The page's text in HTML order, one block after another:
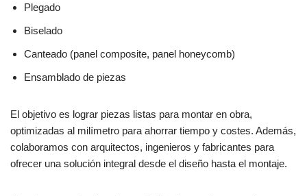
Plegado
Biselado
Canteado (panel composite, panel honeycomb)
Ensamblado de piezas
El objetivo es lograr piezas listas para montar en obra,
optimizadas al milímetro para ahorrar tiempo y costes. Además,
colaboramos con arquitectos, ingenieros y fabricantes para
ofrecer una solución integral desde el diseño hasta el montaje.